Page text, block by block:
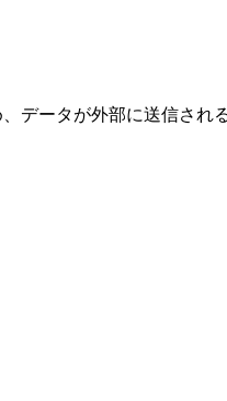
データが外部に送信され